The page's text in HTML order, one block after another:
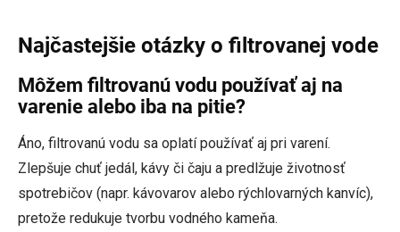
Najčastejšie otázky o filtrovanej vode
Môžem filtrovanú vodu používať aj na
varenie alebo iba na pitie?
Áno, filtrovanú vodu sa oplatí používať aj pri varení.
Zlepšuje chuť jedál, kávy či čaju a predlžuje životnosť
spotrebičov (napr. kávovarov alebo rýchlovarných kanvíc),
pretože redukuje tvorbu vodného kameňa.